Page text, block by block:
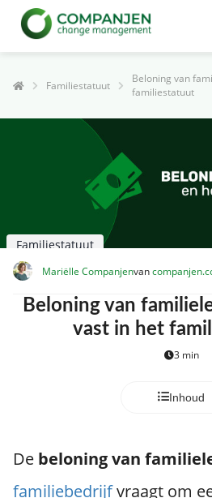
Familiestatuut
Beloning van
familiestatuut
Familiestatuut
Mariëlle Companjenvan
Beloning van
vast in het
3 min
Inhoud
De beloning van
familiebedrijfvraagt om